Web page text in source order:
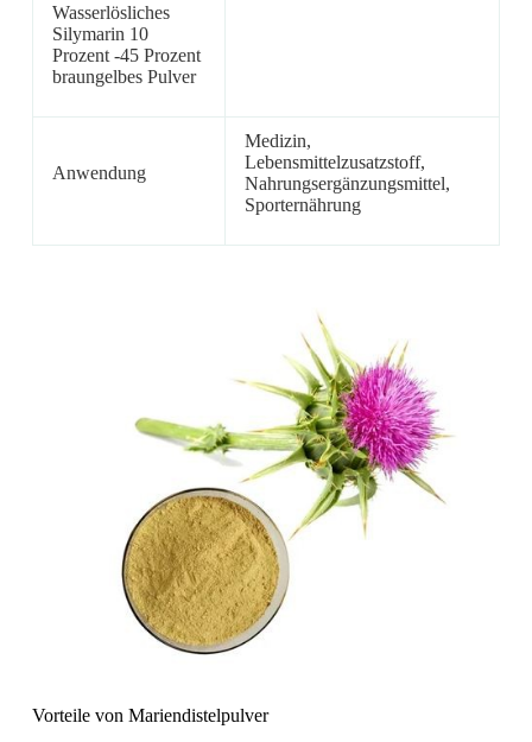
Wasserlösliches
Silymarin 10
Prozent -45 Prozent
braungelbes Pulver
Anwendung
Medizin,
Lebensmittelzusatzstoff,
Nahrungsergänzungsmittel,
Sporternährung
Vorteile von Mariendistelpulver